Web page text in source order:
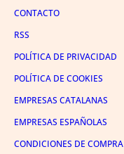
CONTACTO
RSS
POLÍTICA DE PRIVACIDAD
POLÍTICA DE COOKIES
EMPRESAS CATALANAS
EMPRESAS ESPAÑOLAS
CONDICIONES DE COMPRA